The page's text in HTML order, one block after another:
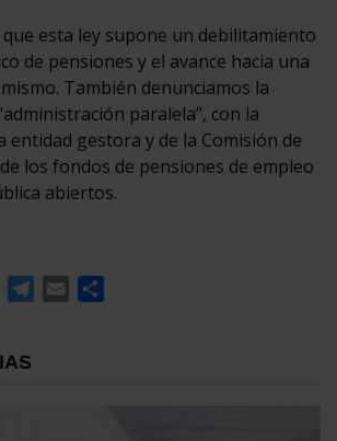
que esta ley supone un debilitamiento
de pensiones y el avance hacia una
También denunciamos la
paralela”, con la
entidad gestora y de la Comisión de
los fondos de pensiones de empleo
abiertos.
WhatsApp
Telegram
Email